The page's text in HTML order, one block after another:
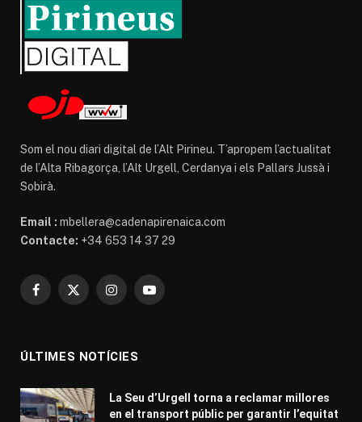
Som el nou diari digital de l’Alt Pirineu. T’apropem l’actualitat
de l’Alta Ribagorça, l’Alt Urgell, Cerdanya i els Pallars Jussà i
Sobirà.
Email : mbellera@cadenapirenaica.com
Contacte: +34 653 14 37 29
Facebook
X
InstagramYouTube
ÚLTIMES NOTÍCIES
La Seu d’Urgell torna a reclamar millores
en el transport públic per garantir l’equitat